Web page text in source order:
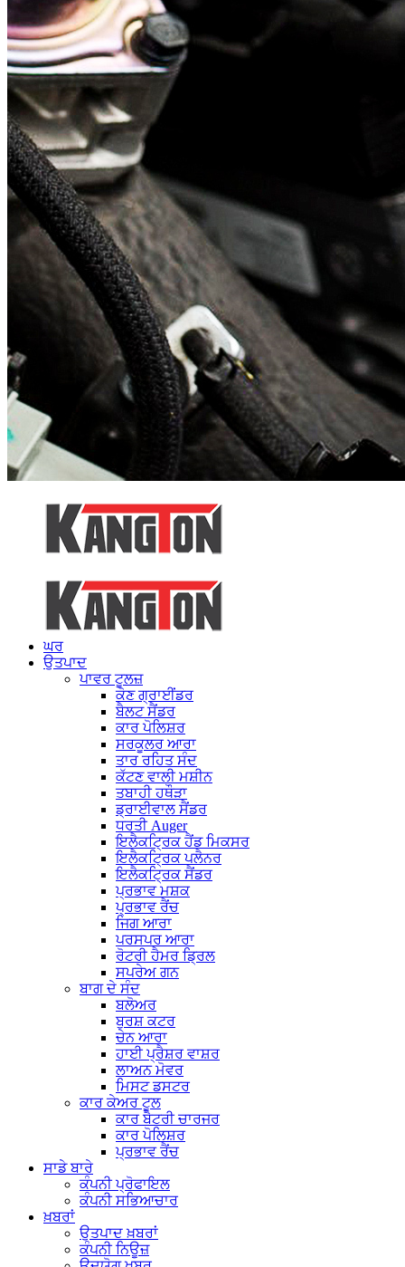
ਘਰ
ਉਤਪਾਦ
ਪਾਵਰ ਟੂਲਜ਼
ਕੋਣ ਗ੍ਰਾਈਂਡਰ
ਬੈਲਟ ਸੈਂਡਰ
ਕਾਰ ਪੋਲਿਸ਼ਰ
ਸਰਕੂਲਰ ਆਰਾ
ਤਾਰ ਰਹਿਤ ਸੰਦ
ਕੱਟਣ ਵਾਲੀ ਮਸ਼ੀਨ
ਤਬਾਹੀ ਹਥੌੜਾ
ਡ੍ਰਾਈਵਾਲ ਸੈਂਡਰ
ਧਰਤੀ Auger
ਇਲੈਕਟ੍ਰਿਕ ਹੈਂਡ ਮਿਕਸਰ
ਇਲੈਕਟ੍ਰਿਕ ਪਲੈਨਰ
ਇਲੈਕਟ੍ਰਿਕ ਸੈਂਡਰ
ਪ੍ਰਭਾਵ ਮਸ਼ਕ
ਪ੍ਰਭਾਵ ਰੈਂਚ
ਜਿਗ ਆਰਾ
ਪਰਸਪਰ ਆਰਾ
ਰੋਟਰੀ ਹੈਮਰ ਡ੍ਰਿਲ
ਸਪਰੇਅ ਗਨ
ਬਾਗ ਦੇ ਸੰਦ
ਬਲੋਅਰ
ਬੁਰਸ਼ ਕਟਰ
ਚੇਨ ਆਰਾ
ਹਾਈ ਪ੍ਰੈਸ਼ਰ ਵਾਸ਼ਰ
ਲਾਅਨ ਮੋਵਰ
ਮਿਸਟ ਡਸਟਰ
ਕਾਰ ਕੇਅਰ ਟੂਲ
ਕਾਰ ਬੈਟਰੀ ਚਾਰਜਰ
ਕਾਰ ਪੋਲਿਸ਼ਰ
ਪ੍ਰਭਾਵ ਰੈਂਚ
ਸਾਡੇ ਬਾਰੇ
ਕੰਪਨੀ ਪ੍ਰੋਫਾਇਲ
ਕੰਪਨੀ ਸਭਿਆਚਾਰ
ਖ਼ਬਰਾਂ
ਉਤਪਾਦ ਖ਼ਬਰਾਂ
ਕੰਪਨੀ ਨਿਊਜ਼